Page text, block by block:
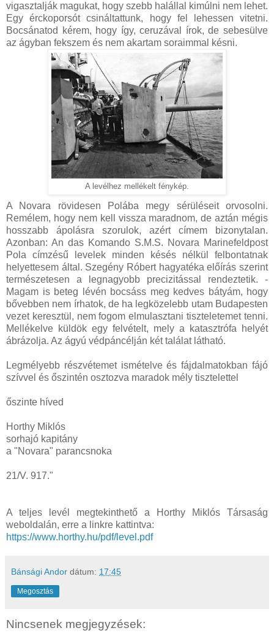
vigasztalják magukat, hogy szebb halállal kimúlni nem lehet.
Egy érckoporsót csináltattunk, hogy fel lehessen vitetni.
Bocsánatod kérem, hogy így, ceruzával írok, de sebesülve
az ágyban fekszem és nem akartam soraimmal késni.
A levélhez mellékelt fénykép.
A Novara rövidesen Polába megy sérüléseit orvosolni.
Remélem, hogy nem kell vissza maradnom, de aztán mégis
hosszabb ápolásra szorulok, azért címem bizonytalan.
Azonban: An das Komando S.M.S. Novara Marinefeldpost
Pola címzésű levelek minden késés nélkül felbontatnak
helyettesem által. Szegény Róbert hagyatéka előírás szerint
természetesen a legnagyobb precizitással rendeztetik. -
Magam is beteg lévén bocsáss meg kedves bátyám, hogy
bővebben nem írhatok, de ha legközelebb utam Budapesten
vezet keresztül, nem fogom elmulasztani tiszteletemet tenni.
Mellékelve küldök egy felvételt, mely a katasztrófa helyét
ábrázolja. Az ágyú védpáncélján két találat látható.
Legmélyebb részvétemet ismételve és fájdalmatokban fájó
szívvel és őszintén osztozva maradok mély tisztelettel
őszinte híved
Horthy Miklós
sorhajó kapitány
a "Novara" parancsnoka
21/V. 917."
A teljes levél megtekinthető a Horthy Miklós Társaság
weboldalán, erre a linkre kattintva:
https://www.horthy.hu/pdf/level.pdf
Bánsági Andor dátum: 17:45
Megosztás
Nincsenek megjegyzések: